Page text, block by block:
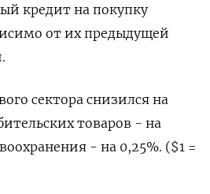
кредит на покупку
от их предыдущей
сектора снизился на
товаров - на
- на 0,25%. ($1 =